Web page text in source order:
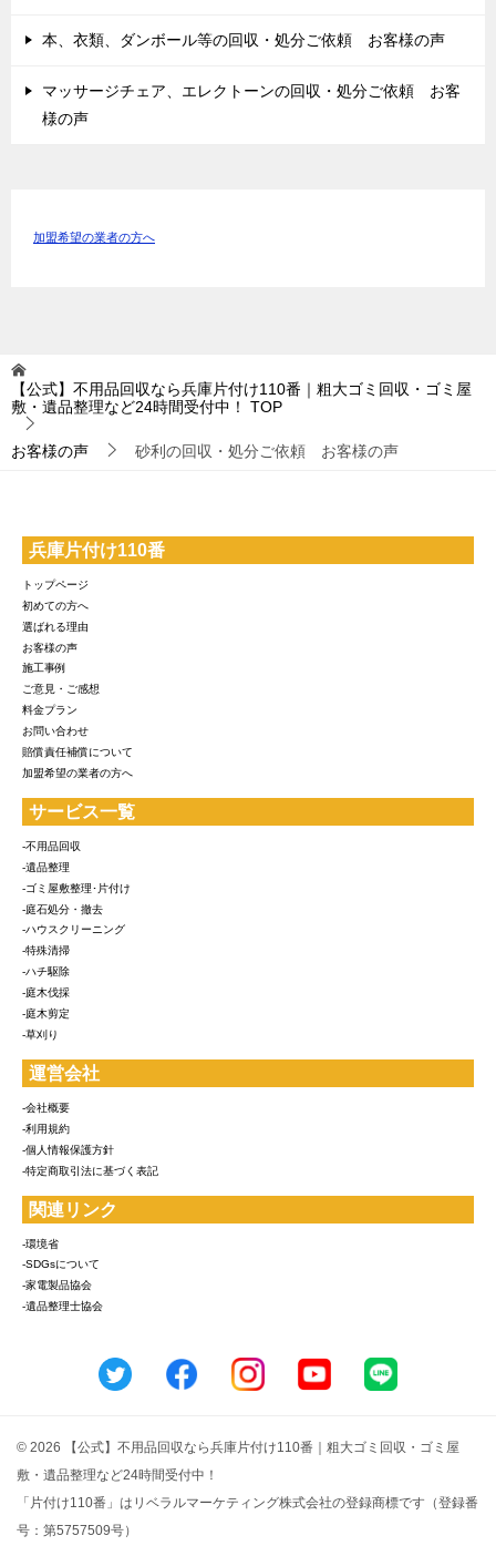
本、衣類、ダンボール等の回収・処分ご依頼 お客様の声
マッサージチェア、エレクトーンの回収・処分ご依頼 お客
様の声
加盟希望の業者の方へ
【公式】不用品回収なら兵庫片付け110番｜粗大ゴミ回収・ゴミ屋
敷・遺品整理など24時間受付中！
TOP
お客様の声 砂利の回収・処分ご依頼 お客様の声
兵庫片付け110番
トップページ
初めての方へ
選ばれる理由
お客様の声
施工事例
ご意見・ご感想
料金プラン
お問い合わせ
賠償責任補償について
加盟希望の業者の方へ
サービス一覧
-不用品回収
-遺品整理
-ゴミ屋敷整理･片付け
-庭石処分・撤去
-ハウスクリーニング
-特殊清掃
-ハチ駆除
-庭木伐採
-庭木剪定
-草刈り
運営会社
-会社概要
-利用規約
-個人情報保護方針
-特定商取引法に基づく表記
関連リンク
-環境省
-SDGsについて
-家電製品協会
-遺品整理士協会
© 2026 【公式】不用品回収なら兵庫片付け110番｜粗大ゴミ回収・ゴミ屋
敷・遺品整理など24時間受付中！
「片付け110番」はリベラルマーケティング株式会社の登録商標です（登録番
号：第5757509号）